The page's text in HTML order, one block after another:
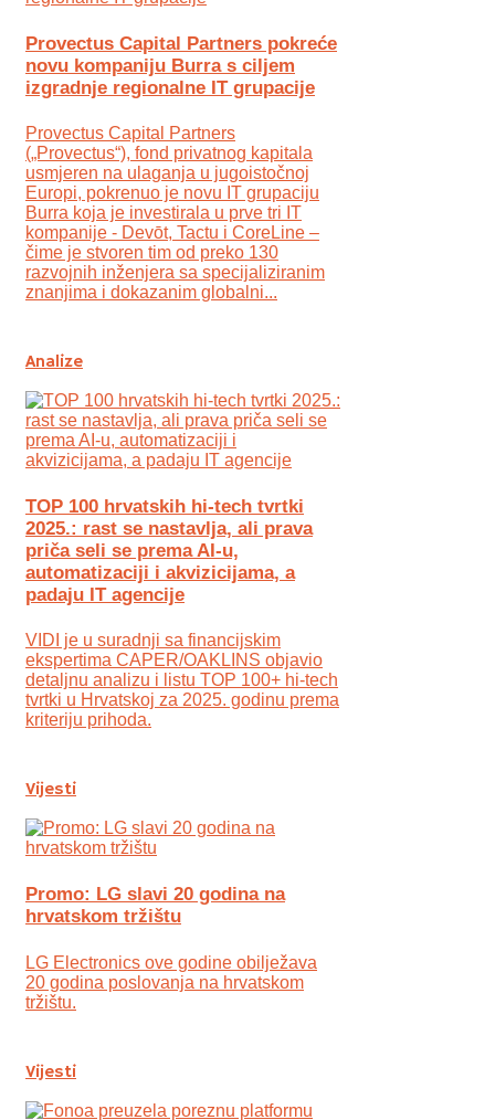
Provectus Capital Partners pokreće
novu kompaniju Burra s ciljem
izgradnje regionalne IT grupacije
Provectus Capital Partners
(„Provectus“), fond privatnog kapitala
usmjeren na ulaganja u jugoistočnoj
Europi, pokrenuo je novu IT grupaciju
Burra koja je investirala u prve tri IT
kompanije - Devōt, Tactu i CoreLine –
čime je stvoren tim od preko 130
razvojnih inženjera sa specijaliziranim
znanjima i dokazanim globalni...
Analize
TOP 100 hrvatskih hi-tech tvrtki
2025.: rast se nastavlja, ali prava
priča seli se prema AI-u,
automatizaciji i akvizicijama, a
padaju IT agencije
VIDI je u suradnji sa financijskim
ekspertima CAPER/OAKLINS objavio
detaljnu analizu i listu TOP 100+ hi-tech
tvrtki u Hrvatskoj za 2025. godinu prema
kriteriju prihoda.
Vijesti
Promo: LG slavi 20 godina na
hrvatskom tržištu
LG Electronics ove godine obilježava
20 godina poslovanja na hrvatskom
tržištu.
Vijesti